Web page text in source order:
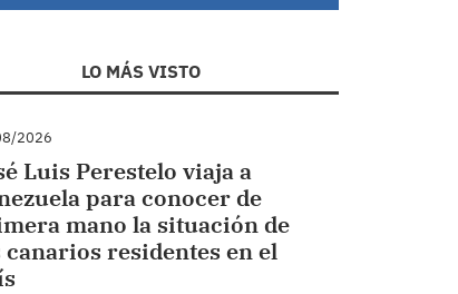
LO MÁS VISTO
2026
Luis Perestelo viaja a
para conocer de
mano la situación de
canarios residentes en el